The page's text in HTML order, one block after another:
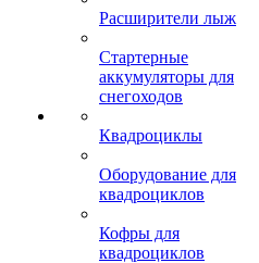
Расширители лыж
Стартерные
аккумуляторы для
снегоходов
Квадроциклы
Оборудование для
квадроциклов
Кофры для
квадроциклов